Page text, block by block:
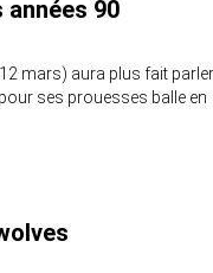
années 90
mars) aura plus fait parler
ses prouesses balle en